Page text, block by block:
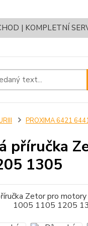
| KOMPLETNÍ
PROXIMA 6421
příručka
1305